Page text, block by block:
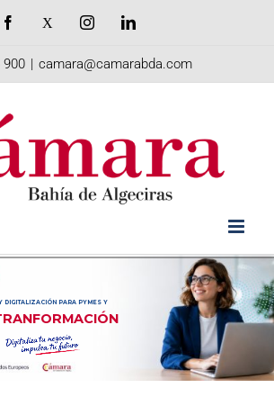
Facebook InstagramLinkedIn
900 | camara@camarabda.com
DIGITALIZACIÓN PARA PYMES Y